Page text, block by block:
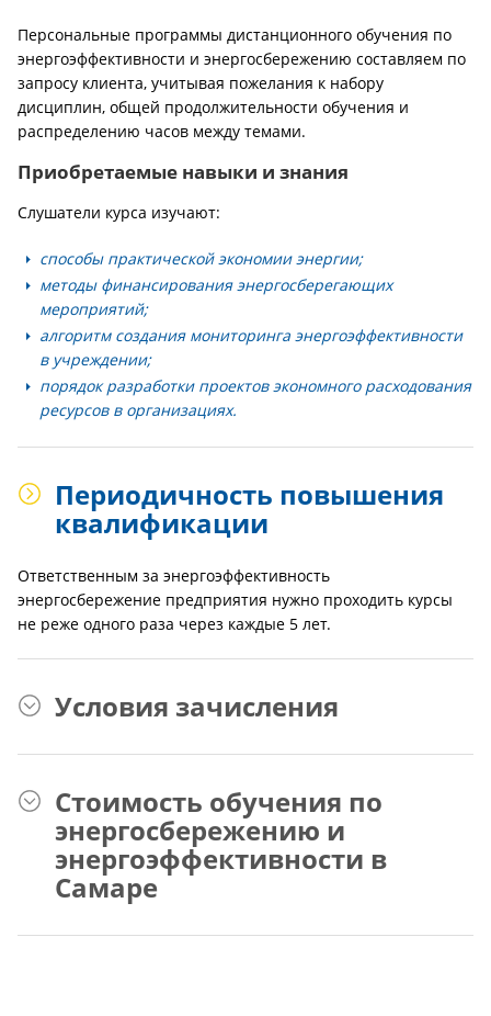
Персональные программы дистанционного обучения по
энергоэффективности и энергосбережению составляем по
запросу клиента, учитывая пожелания к набору
дисциплин, общей продолжительности обучения и
распределению часов между темами.
Приобретаемые навыки и знания
Слушатели курса изучают:
способы практической экономии энергии;
методы финансирования энергосберегающих
мероприятий;
алгоритм создания мониторинга энергоэффективности
в учреждении;
порядок разработки проектов экономного расходования
ресурсов в организациях.
Периодичность повышения
квалификации
Ответственным за энергоэффективность
энергосбережение предприятия нужно проходить курсы
не реже одного раза через каждые 5 лет.
Условия зачисления
Стоимость обучения по
энергосбережению и
энергоэффективности в
Самаре